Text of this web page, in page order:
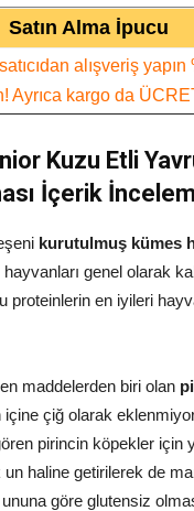
Satın Alma İpucu
alışveriş
Ayrıca kargo da
Kuzu Etli
İçerik
kurutulmuş kümes
genel olarak
proteinlerin en iyileri
maddelerden biri olan
içine çiğ olarak
pirincin köpekler için
haline getirilerek de
göre glutensiz